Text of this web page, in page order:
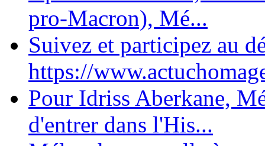
pro-Macron), Mé...
Suivez et participez au
https://
Pour Idriss Aberkane,
d'entrer dans l'His...